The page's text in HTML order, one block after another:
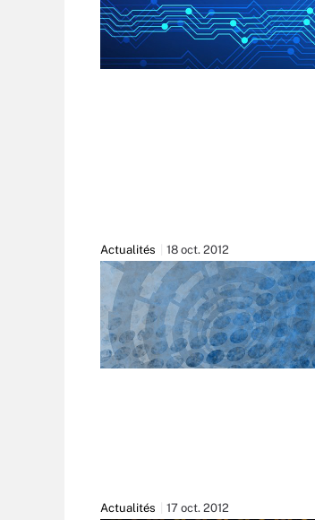
Actualités 18 oct. 2012
Actualités 17 oct. 2012